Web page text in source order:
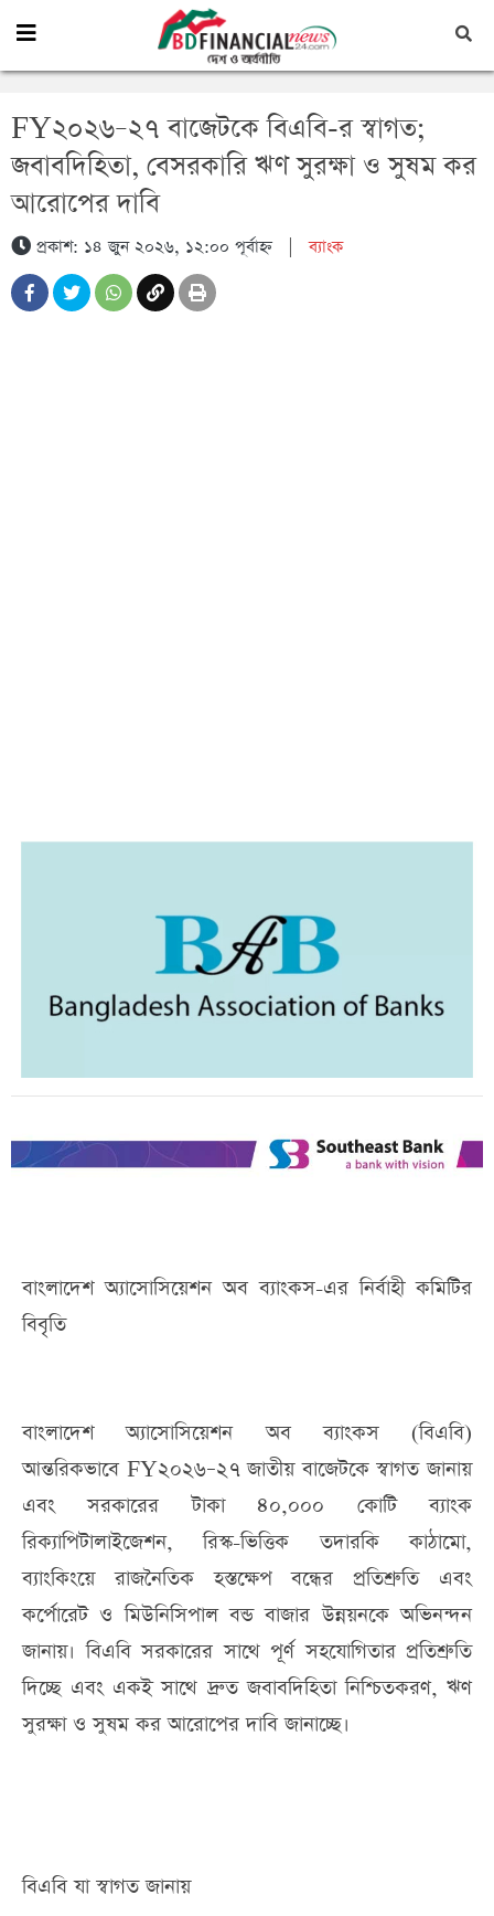
FY২০২৬–২৭ বাজেটকে বিএবি-র স্বাগত;
জবাবদিহিতা, বেসরকারি ঋণ সুরক্ষা ও সুষম কর
আরোপের দাবি
প্রকাশ: ১৪ জুন ২০২৬, ১২:০০ পূর্বাহ্ন|ব্যাংক
বাংলাদেশ অ্যাসোসিয়েশন অব ব্যাংকস-এর নির্বাহী কমিটির
বিবৃতি
বাংলাদেশ অ্যাসোসিয়েশন অব ব্যাংকস (বিএবি)
আন্তরিকভাবে FY২০২৬–২৭ জাতীয় বাজেটকে স্বাগত জানায়
এবং সরকারের টাকা ৪০,০০০ কোটি ব্যাংক
রিক্যাপিটালাইজেশন, রিস্ক-ভিত্তিক তদারকি কাঠামো,
ব্যাংকিংয়ে রাজনৈতিক হস্তক্ষেপ বন্ধের প্রতিশ্রুতি এবং
কর্পোরেট ও মিউনিসিপাল বন্ড বাজার উন্নয়নকে অভিনন্দন
জানায়। বিএবি সরকারের সাথে পূর্ণ সহযোগিতার প্রতিশ্রুতি
দিচ্ছে এবং একই সাথে দ্রুত জবাবদিহিতা নিশ্চিতকরণ, ঋণ
সুরক্ষা ও সুষম কর আরোপের দাবি জানাচ্ছে।
বিএবি যা স্বাগত জানায়